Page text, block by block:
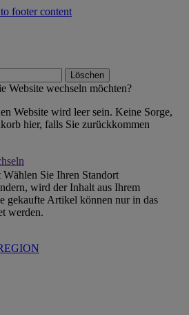
footer content
Löschen
Website wechseln möchten?
Website wird leer sein. Keine Sorge,
hier, falls Sie zurückkommen
Wählen Sie Ihren Standort
wird der Inhalt aus Ihrem
gekaufte Artikel können nur in das
werden.